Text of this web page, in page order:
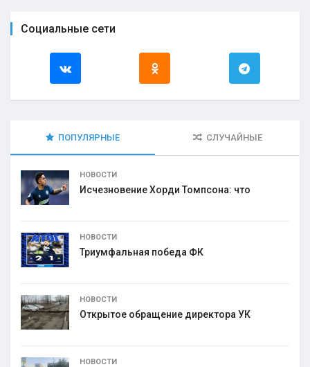
Социальные сети
ПОПУЛЯРНЫЕ СЛУЧАЙНЫЕ
НОВОСТИ
Исчезновение Хорди Томпсона: что
НОВОСТИ
Триумфальная победа ФК
НОВОСТИ
Открытое обращение директора УК
НОВОСТИ